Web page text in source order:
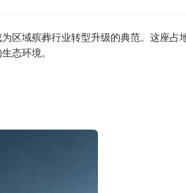
区域殡葬行业转型升级的典范。这座占
态环境。